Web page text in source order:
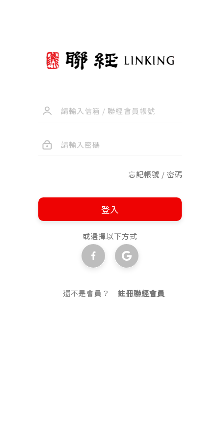
忘記帳號 / 密碼
登入
或選擇以下方式
還不是會員？註冊聯經會員